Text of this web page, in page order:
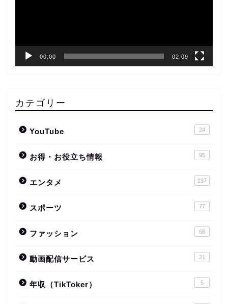
00:00 02:09
カテゴリー
YouTube 24
お得・お役立ち情報 95
エンタメ 237
スポーツ 77
ファッション 68
動画配信サービス 21
年収（TikToker） 5